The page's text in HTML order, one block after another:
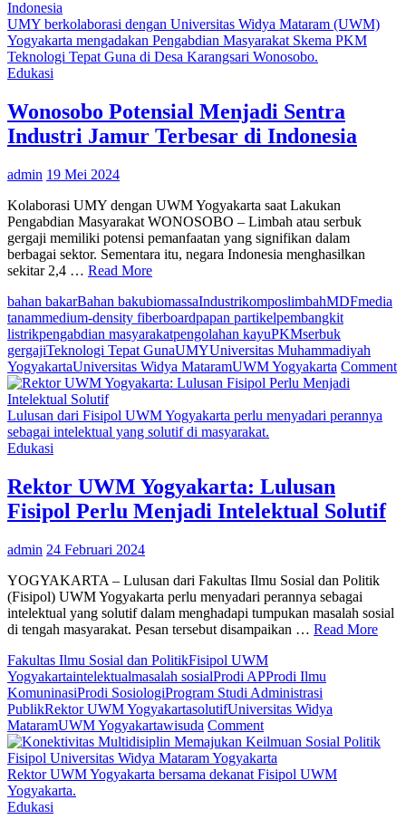
Sosiologi
UWM
Yogyakarta
Sosioprener
UMY berkolaborasi dengan Universitas Widya Mataram (UWM)
Yogyakarta mengadakan Pengabdian Masyarakat Skema PKM
Teknologi Tepat Guna di Desa Karangsari Wonosobo.
Edukasi
Wonosobo Potensial Menjadi Sentra
Industri Jamur Terbesar di Indonesia
admin 19 Mei 2024
Kolaborasi UMY dengan UWM Yogyakarta saat Lakukan
Pengabdian Masyarakat WONOSOBO – Limbah atau serbuk
gergaji memiliki potensi pemanfaatan yang signifikan dalam
berbagai sektor. Sementara itu, negara Indonesia menghasilkan
sekitar 2,4 … Read More
bahan bakarBahan bakubiomassaIndustrikomposlimbahMDFmedia
tanammedium-density fiberboardpapan partikelpembangkit
listrikpengabdian masyarakatpengolahan kayuPKMserbuk
gergajiTeknologi Tepat GunaUMYUniversitas Muhammadiyah
YogyakartaUniversitas Widya MataramUWM Yogyakarta Comment
Lulusan dari Fisipol UWM Yogyakarta perlu menyadari perannya
sebagai intelektual yang solutif di masyarakat.
Edukasi
Rektor UWM Yogyakarta: Lulusan
Fisipol Perlu Menjadi Intelektual Solutif
admin 24 Februari 2024
YOGYAKARTA – Lulusan dari Fakultas Ilmu Sosial dan Politik
(Fisipol) UWM Yogyakarta perlu menyadari perannya sebagai
intelektual yang solutif dalam menghadapi tumpukan masalah sosial
di tengah masyarakat. Pesan tersebut disampaikan … Read More
Fakultas Ilmu Sosial dan PolitikFisipol UWM
Yogyakartaintelektualmasalah sosialProdi APProdi Ilmu
KomuninasiProdi SosiologiProgram Studi Administrasi
PublikRektor UWM YogyakartasolutifUniversitas Widya
MataramUWM Yogyakartawisuda Commenton
Rektor
UWM
Yogyakarta:
Rektor UWM Yogyakarta bersama dekanat Fisipol UWM
Yogyakarta.
Edukasi